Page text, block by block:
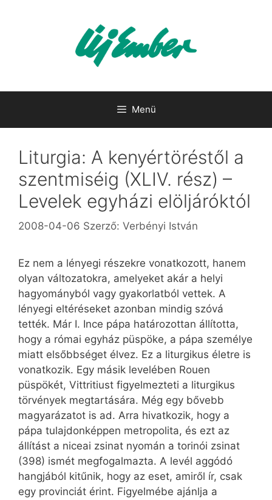
Menü
Liturgia: A kenyértöréstől a
szentmiséig (XLIV. rész) –
Levelek egyházi elöljáróktól
2008-04-06 Szerző: Verbényi István
Ez nem a lényegi részekre vonatkozott, hanem
olyan változatokra, amelyeket akár a helyi
hagyományból vagy gyakorlatból vettek. A
lényegi eltéréseket azonban mindig szóvá
tették. Már I. Ince pápa határozottan állította,
hogy a római egyház püspöke, a pápa személye
miatt elsőbbséget élvez. Ez a liturgikus életre is
vonatkozik. Egy másik levelében Rouen
püspökét, Vittritiust figyelmezteti a liturgikus
törvények megtartására. Még egy bővebb
magyarázatot is ad. Arra hivatkozik, hogy a
pápa tulajdonképpen metropolita, és ezt az
állítást a niceai zsinat nyomán a torinói zsinat
(398) ismét megfogalmazta. A levél aggódó
hangjából kitűnik, hogy az eset, amiről ír, csak
egy provinciát érint. Figyelmébe ajánlja a